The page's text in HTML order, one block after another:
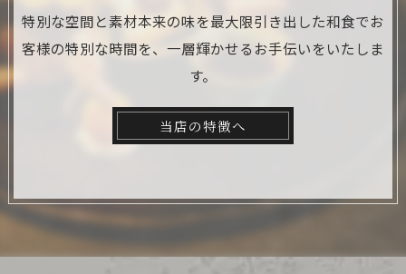
特別な空間と素材本来の味を最大限引き出した和食でお
客様の特別な時間を、一層輝かせるお手伝いをいたしま
す。
当店の特徴へ